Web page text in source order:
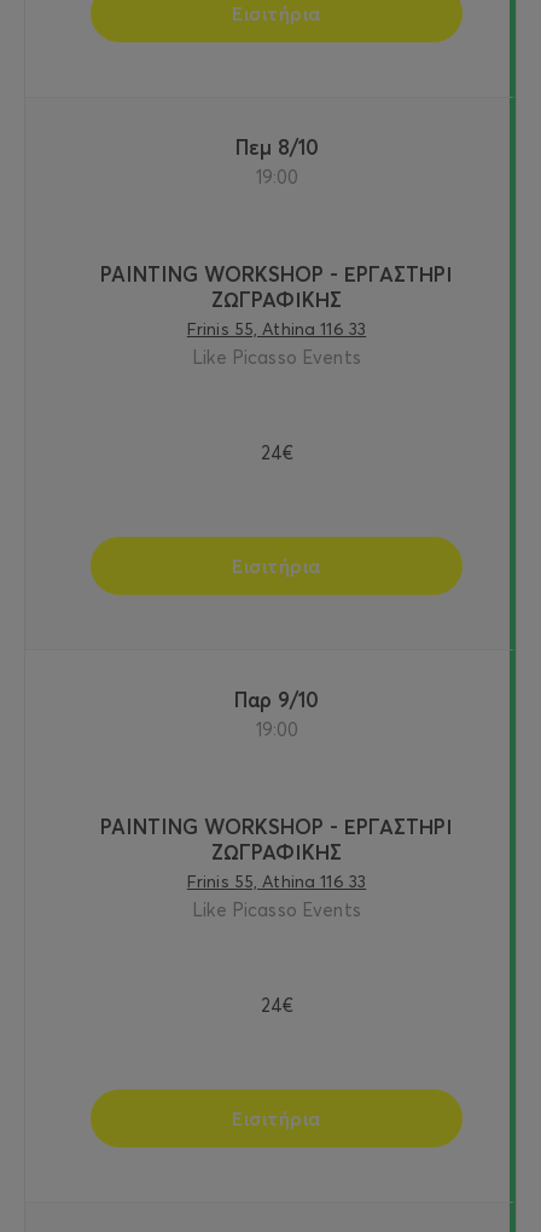
Εισιτήρια
Πεμ 8/10
19:00
PAINTING WORKSHOP - ΕΡΓΑΣΤΗΡΙ
ΖΩΓΡΑΦΙΚΗΣ
Frinis 55, Athina 116 33
Like Picasso Events
24€
Εισιτήρια
Παρ 9/10
19:00
PAINTING WORKSHOP - ΕΡΓΑΣΤΗΡΙ
ΖΩΓΡΑΦΙΚΗΣ
Frinis 55, Athina 116 33
Like Picasso Events
24€
Εισιτήρια